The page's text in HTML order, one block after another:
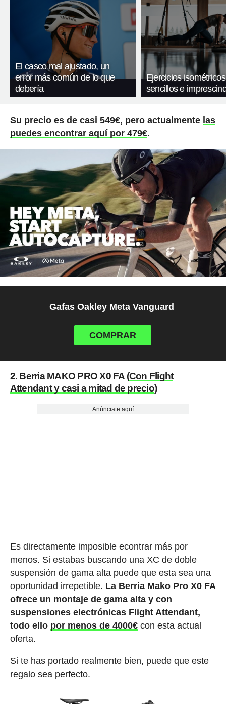
El casco mal ajustado, un
error más común de lo que
debería
Ejercicios
sencillos e
Su precio es de casi 549€, pero actualmente las
puedes encontrar aquí por 479€.
Gafas Oakley Meta Vanguard
COMPRAR
2. Berria MAKO PRO X0 FA (Con Flight
Attendant y casi a mitad de precio)
Anúnciate aquí
Es directamente imposible econtrar más por
menos. Si estabas buscando una XC de doble
suspensión de gama alta puede que esta sea una
oportunidad irrepetible. La Berria Mako Pro X0 FA
ofrece un montaje de gama alta y con
suspensiones electrónicas Flight Attendant,
todo ello por menos de 4000€ con esta actual
oferta.
Si te has portado realmente bien, puede que este
regalo sea perfecto.